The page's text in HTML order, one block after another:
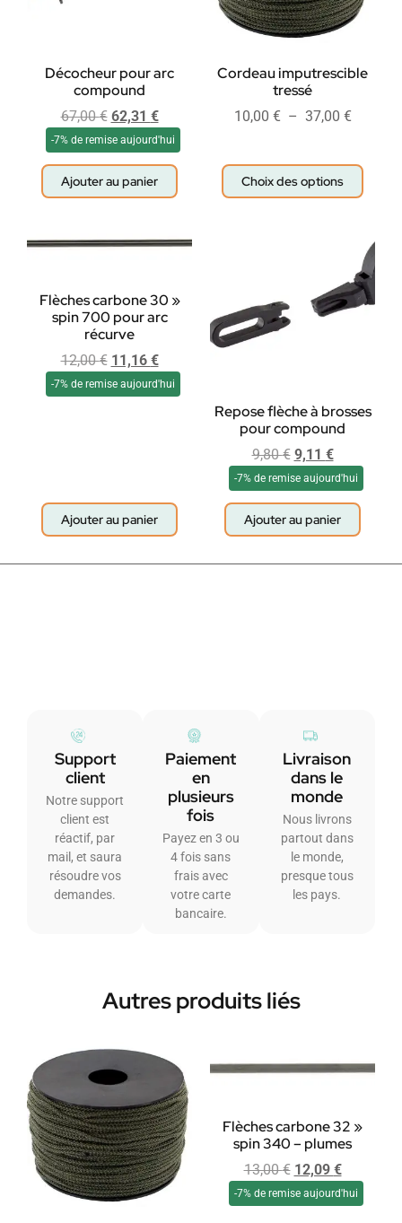
Décocheur pour arc
compound
67,00€ 62,31 €
-7% de remise aujourd'hui
Ajouter au panier
Cordeau imputrescible
tressé
10,00 € – 37,00 €
Choix des options
Flèches carbone 30 »
spin 700 pour arc
récurve
12,00€ 11,16 €
-7% de remise aujourd'hui
Ajouter au panier
Repose flèche à brosses
pour compound
9,80€ 9,11 €
-7% de remise aujourd'hui
Ajouter au panier
Support
client
Notre support
client est
réactif, par
mail, et saura
résoudre vos
demandes.
Paiement
en
plusieurs
fois
Payez en 3 ou
4 fois sans
frais avec
votre carte
bancaire.
Livraison
dans le
monde
Nous livrons
partout dans
le monde,
presque tous
les pays.
Autres produits liés
Flèches carbone 32 »
spin 340 – plumes
13,00€ 12,09 €
-7% de remise aujourd'hui